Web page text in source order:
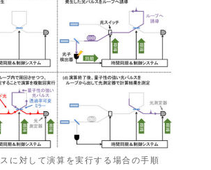
に対して演算を実行する場合の手順